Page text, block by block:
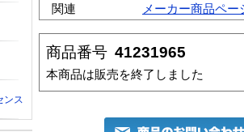
関連
メーカー商品ペー
商品番号 41231965
本商品は販売を終了しました
ンス